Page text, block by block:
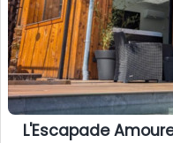
L'Escapade